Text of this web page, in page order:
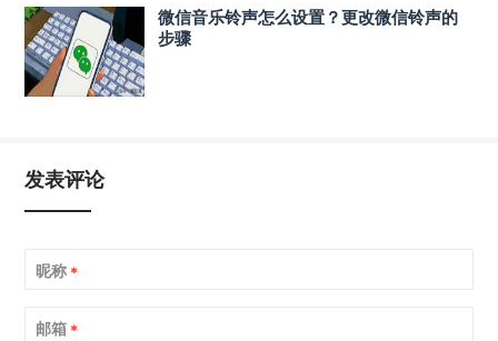
微信音乐铃声怎么设置？更改微信铃声的
步骤
发表评论
昵称 *
邮箱 *